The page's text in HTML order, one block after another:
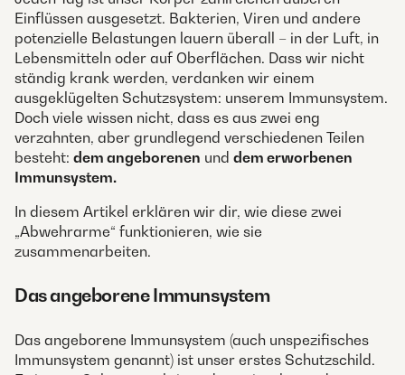
Einflüssen ausgesetzt. Bakterien, Viren und andere
potenzielle Belastungen lauern überall – in der Luft, in
Lebensmitteln oder auf Oberflächen. Dass wir nicht
ständig krank werden, verdanken wir einem
ausgeklügelten Schutzsystem: unserem Immunsystem.
Doch viele wissen nicht, dass es aus zwei eng
verzahnten, aber grundlegend verschiedenen Teilen
besteht: dem angeborenen und dem erworbenen
Immunsystem.
In diesem Artikel erklären wir dir, wie diese zwei
„Abwehrarme“ funktionieren, wie sie
zusammenarbeiten.
Das angeborene Immunsystem
Das angeborene Immunsystem (auch unspezifisches
Immunsystem genannt) ist unser erstes Schutzschild.